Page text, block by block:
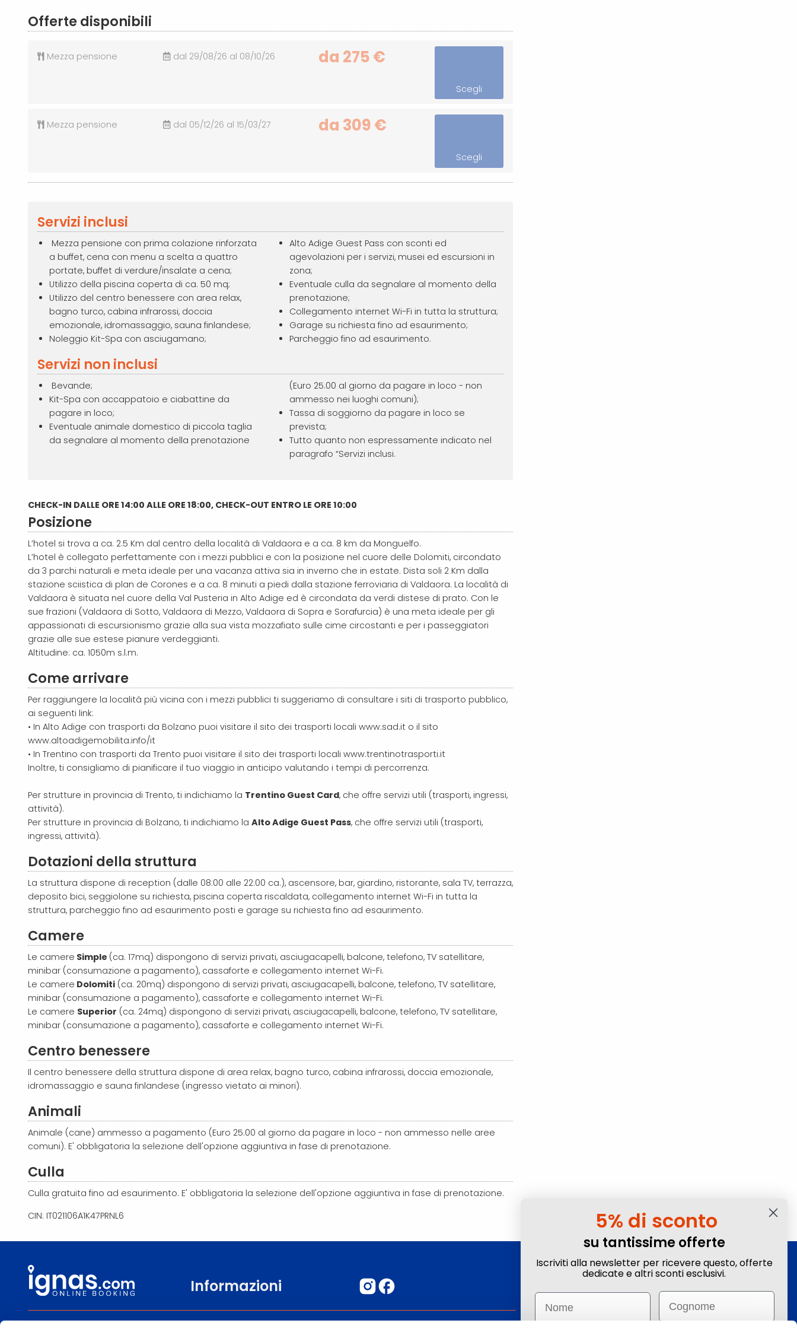
Offerte disponibili
Mezza pensione dal 29/08/26 al 08/10/26 da 275 €
Scegli
Mezza pensione dal 05/12/26 al 15/03/27 da 309 €
Scegli
Servizi inclusi
Mezza pensione con prima colazione rinforzata
a buffet, cena con menu a scelta a quattro
portate, buffet di verdure/insalate a cena;
Utilizzo della piscina coperta di ca. 50 mq;
Utilizzo del centro benessere con area relax,
bagno turco, cabina infrarossi, doccia
emozionale, idromassaggio, sauna finlandese;
Noleggio Kit-Spa con asciugamano;
Alto Adige Guest Pass con sconti ed
agevolazioni per i servizi, musei ed escursioni in
zona;
Eventuale culla da segnalare al momento della
prenotazione;
Collegamento internet Wi-Fi in tutta la struttura;
Garage su richiesta fino ad esaurimento;
Parcheggio fino ad esaurimento.
Servizi non inclusi
Bevande;
Kit-Spa con accappatoio e ciabattine da
pagare in loco;
Eventuale animale domestico di piccola taglia
da segnalare al momento della prenotazione
(Euro 25.00 al giorno da pagare in loco - non
ammesso nei luoghi comuni);
Tassa di soggiorno da pagare in loco se
prevista;
Tutto quanto non espressamente indicato nel
paragrafo “Servizi inclusi.
CHECK-IN DALLE ORE 14:00 ALLE ORE 18:00, CHECK-OUT ENTRO LE ORE 10:00
Posizione
L’hotel si trova a ca. 2.5 Km dal centro della località di Valdaora e a ca. 8 km da Monguelfo.
L’hotel è collegato perfettamente con i mezzi pubblici e con la posizione nel cuore delle Dolomiti, circondato
da 3 parchi naturali e meta ideale per una vacanza attiva sia in inverno che in estate. Dista soli 2 Km dalla
stazione sciistica di plan de Corones e a ca. 8 minuti a piedi dalla stazione ferroviaria di Valdaora. La località di
Valdaora è situata nel cuore della Val Pusteria in Alto Adige ed è circondata da verdi distese di prato. Con le
sue frazioni (Valdaora di Sotto, Valdaora di Mezzo, Valdaora di Sopra e Sorafurcia) è una meta ideale per gli
appassionati di escursionismo grazie alla sua vista mozzafiato sulle cime circostanti e per i passeggiatori
grazie alle sue estese pianure verdeggianti.
Altitudine: ca. 1050m s.l.m.
Come arrivare
Per raggiungere la località più vicina con i mezzi pubblici ti suggeriamo di consultare i siti di trasporto pubblico,
ai seguenti link:
• In Alto Adige con trasporti da Bolzano puoi visitare il sito dei trasporti locali www.sad.it o il sito
www.altoadigemobilita.info/it
• In Trentino con trasporti da Trento puoi visitare il sito dei trasporti locali www.trentinotrasporti.it
Inoltre, ti consigliamo di pianificare il tuo viaggio in anticipo valutando i tempi di percorrenza.
Per strutture in provincia di Trento, ti indichiamo la Trentino Guest Card, che offre servizi utili (trasporti, ingressi,
attività).
Per strutture in provincia di Bolzano, ti indichiamo la Alto Adige Guest Pass, che offre servizi utili (trasporti,
ingressi, attività).
Dotazioni della struttura
La struttura dispone di reception (dalle 08:00 alle 22:00 ca.), ascensore, bar, giardino, ristorante, sala TV, terrazza,
deposito bici, seggiolone su richiesta, piscina coperta riscaldata, collegamento internet Wi-Fi in tutta la
struttura, parcheggio fino ad esaurimento posti e garage su richiesta fino ad esaurimento.
Camere
Le camere Simple (ca. 17mq) dispongono di servizi privati, asciugacapelli, balcone, telefono, TV satellitare,
minibar (consumazione a pagamento), cassaforte e collegamento internet Wi-Fi.
Le camere Dolomiti (ca. 20mq) dispongono di servizi privati, asciugacapelli, balcone, telefono, TV satellitare,
minibar (consumazione a pagamento), cassaforte e collegamento internet Wi-Fi.
Le camere Superior (ca. 24mq) dispongono di servizi privati, asciugacapelli, balcone, telefono, TV satellitare,
minibar (consumazione a pagamento), cassaforte e collegamento internet Wi-Fi.
Centro benessere
Il centro benessere della struttura dispone di area relax, bagno turco, cabina infrarossi, doccia emozionale,
idromassaggio e sauna finlandese (ingresso vietato ai minori).
Animali
Animale (cane) ammesso a pagamento (Euro 25.00 al giorno da pagare in loco - non ammesso nelle aree
comuni). E' obbligatoria la selezione dell'opzione aggiuntiva in fase di prenotazione.
Culla
Culla gratuita fino ad esaurimento. E' obbligatoria la selezione dell'opzione aggiuntiva in fase di prenotazione.
CIN: IT021106A1K47PRNL6
Informazioni
Iscriviti alla Newsletter
Ottieni sconti e vantaggi esclusivi! Subito un
-5%
su tante offerte selezionate.
5% di sconto
su tantissime offerte
Iscriviti alla newsletter per ricevere questo, offerte
dedicate e altri sconti esclusivi.
Name Email